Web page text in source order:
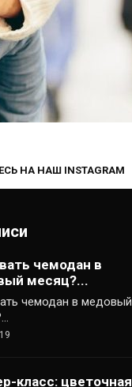
НА НАШ INSTAGRAM
чемодан в
месяц?...
чемодан в медовый
класс: цветочная